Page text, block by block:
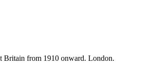
Britain from 1910 onward. London.